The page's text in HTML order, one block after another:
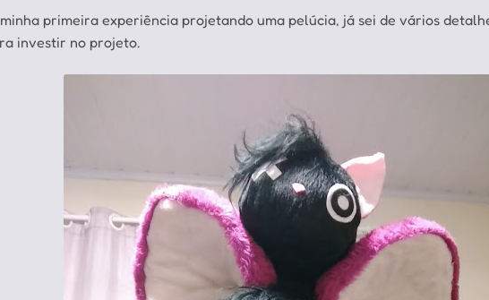
primeira experiência projetando uma pelúcia, já sei de vários
investir no projeto.